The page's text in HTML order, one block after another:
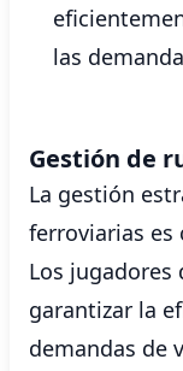
las
Gestión de
La gestión
ferroviarias es
Los jugadores
garantizar la
demandas de